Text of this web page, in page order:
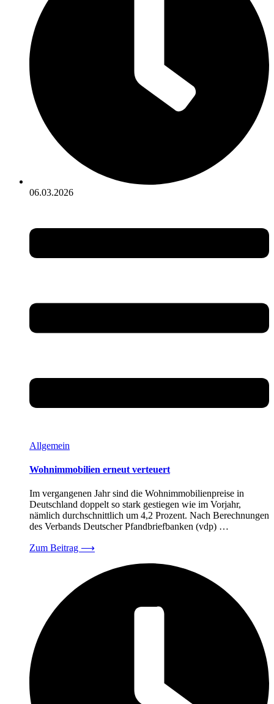
06.03.2026
Allgemein
Wohnimmobilien erneut verteuert
Im vergangenen Jahr sind die Wohnimmobilienpreise in
Deutschland doppelt so stark gestiegen wie im Vorjahr,
nämlich durchschnittlich um 4,2 Prozent. Nach Berechnungen
des Verbands Deutscher Pfandbriefbanken (vdp) …
Zum Beitrag ⟶